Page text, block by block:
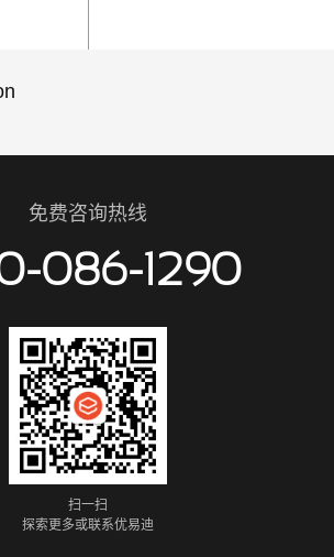
免费咨询热线
086-1290
扫一扫
探索更多或联系优易迪